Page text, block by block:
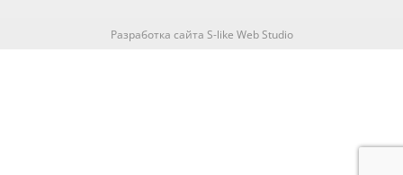
Разработка сайта S-like Web Studio